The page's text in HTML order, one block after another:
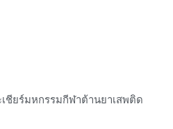
ชียร์มหกรรมกีฬาต้านยาเสพติด